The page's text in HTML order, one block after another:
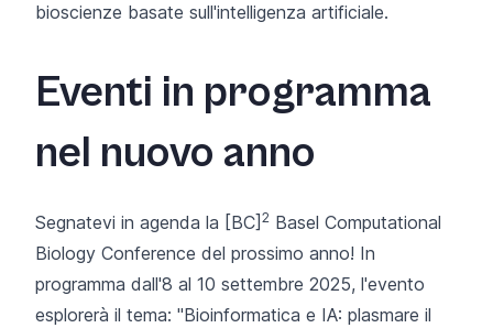
bioscienze basate sull'intelligenza artificiale.
Eventi in programma
nel nuovo anno
Segnatevi in agenda la [BC] 2 Basel Computational
Biology Conference del prossimo anno! In
programma dall'8 al 10 settembre 2025, l'evento
esplorerà il tema: "Bioinformatica e IA: plasmare il